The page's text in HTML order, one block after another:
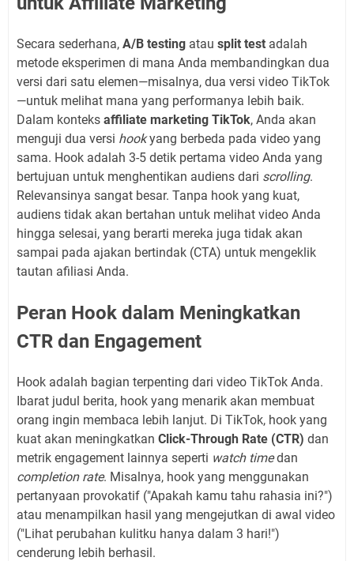
Secara sederhana, A/B testing atau split test adalah
metode eksperimen di mana Anda membandingkan dua
versi dari satu elemen—misalnya, dua versi video TikTok
—untuk melihat mana yang performanya lebih baik.
Dalam konteks affiliate marketing TikTok, Anda akan
menguji dua versi hookyang berbeda pada video yang
sama. Hook adalah 3-5 detik pertama video Anda yang
bertujuan untuk menghentikan audiens dari scrolling.
Relevansinya sangat besar. Tanpa hook yang kuat,
audiens tidak akan bertahan untuk melihat video Anda
hingga selesai, yang berarti mereka juga tidak akan
sampai pada ajakan bertindak (CTA) untuk mengeklik
tautan afiliasi Anda.
Peran Hook dalam Meningkatkan
CTR dan Engagement
Hook adalah bagian terpenting dari video TikTok Anda.
Ibarat judul berita, hook yang menarik akan membuat
orang ingin membaca lebih lanjut. Di TikTok, hook yang
kuat akan meningkatkan Click-Through Rate (CTR) dan
metrik engagement lainnya seperti watch timedan
completion rate. Misalnya, hook yang menggunakan
pertanyaan provokatif ("Apakah kamu tahu rahasia ini?")
atau menampilkan hasil yang mengejutkan di awal video
("Lihat perubahan kulitku hanya dalam 3 hari!")
cenderung lebih berhasil.